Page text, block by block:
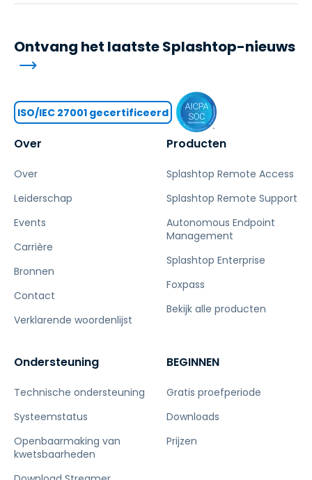
Over
Over
Leiderschap
Events
Carrière
Bronnen
Contact
Verklarende woordenlijst
Producten
Splashtop Remote Access
Splashtop Remote Support
Autonomous Endpoint
Management
Splashtop Enterprise
Foxpass
Bekijk alle producten
Ondersteuning
Technische ondersteuning
Systeemstatus
Openbaarmaking van
kwetsbaarheden
BEGINNEN
Gratis proefperiode
Downloads
Prijzen
Ontvang het laatste Splashtop-nieuws
ISO/IEC 27001 gecertificeerd